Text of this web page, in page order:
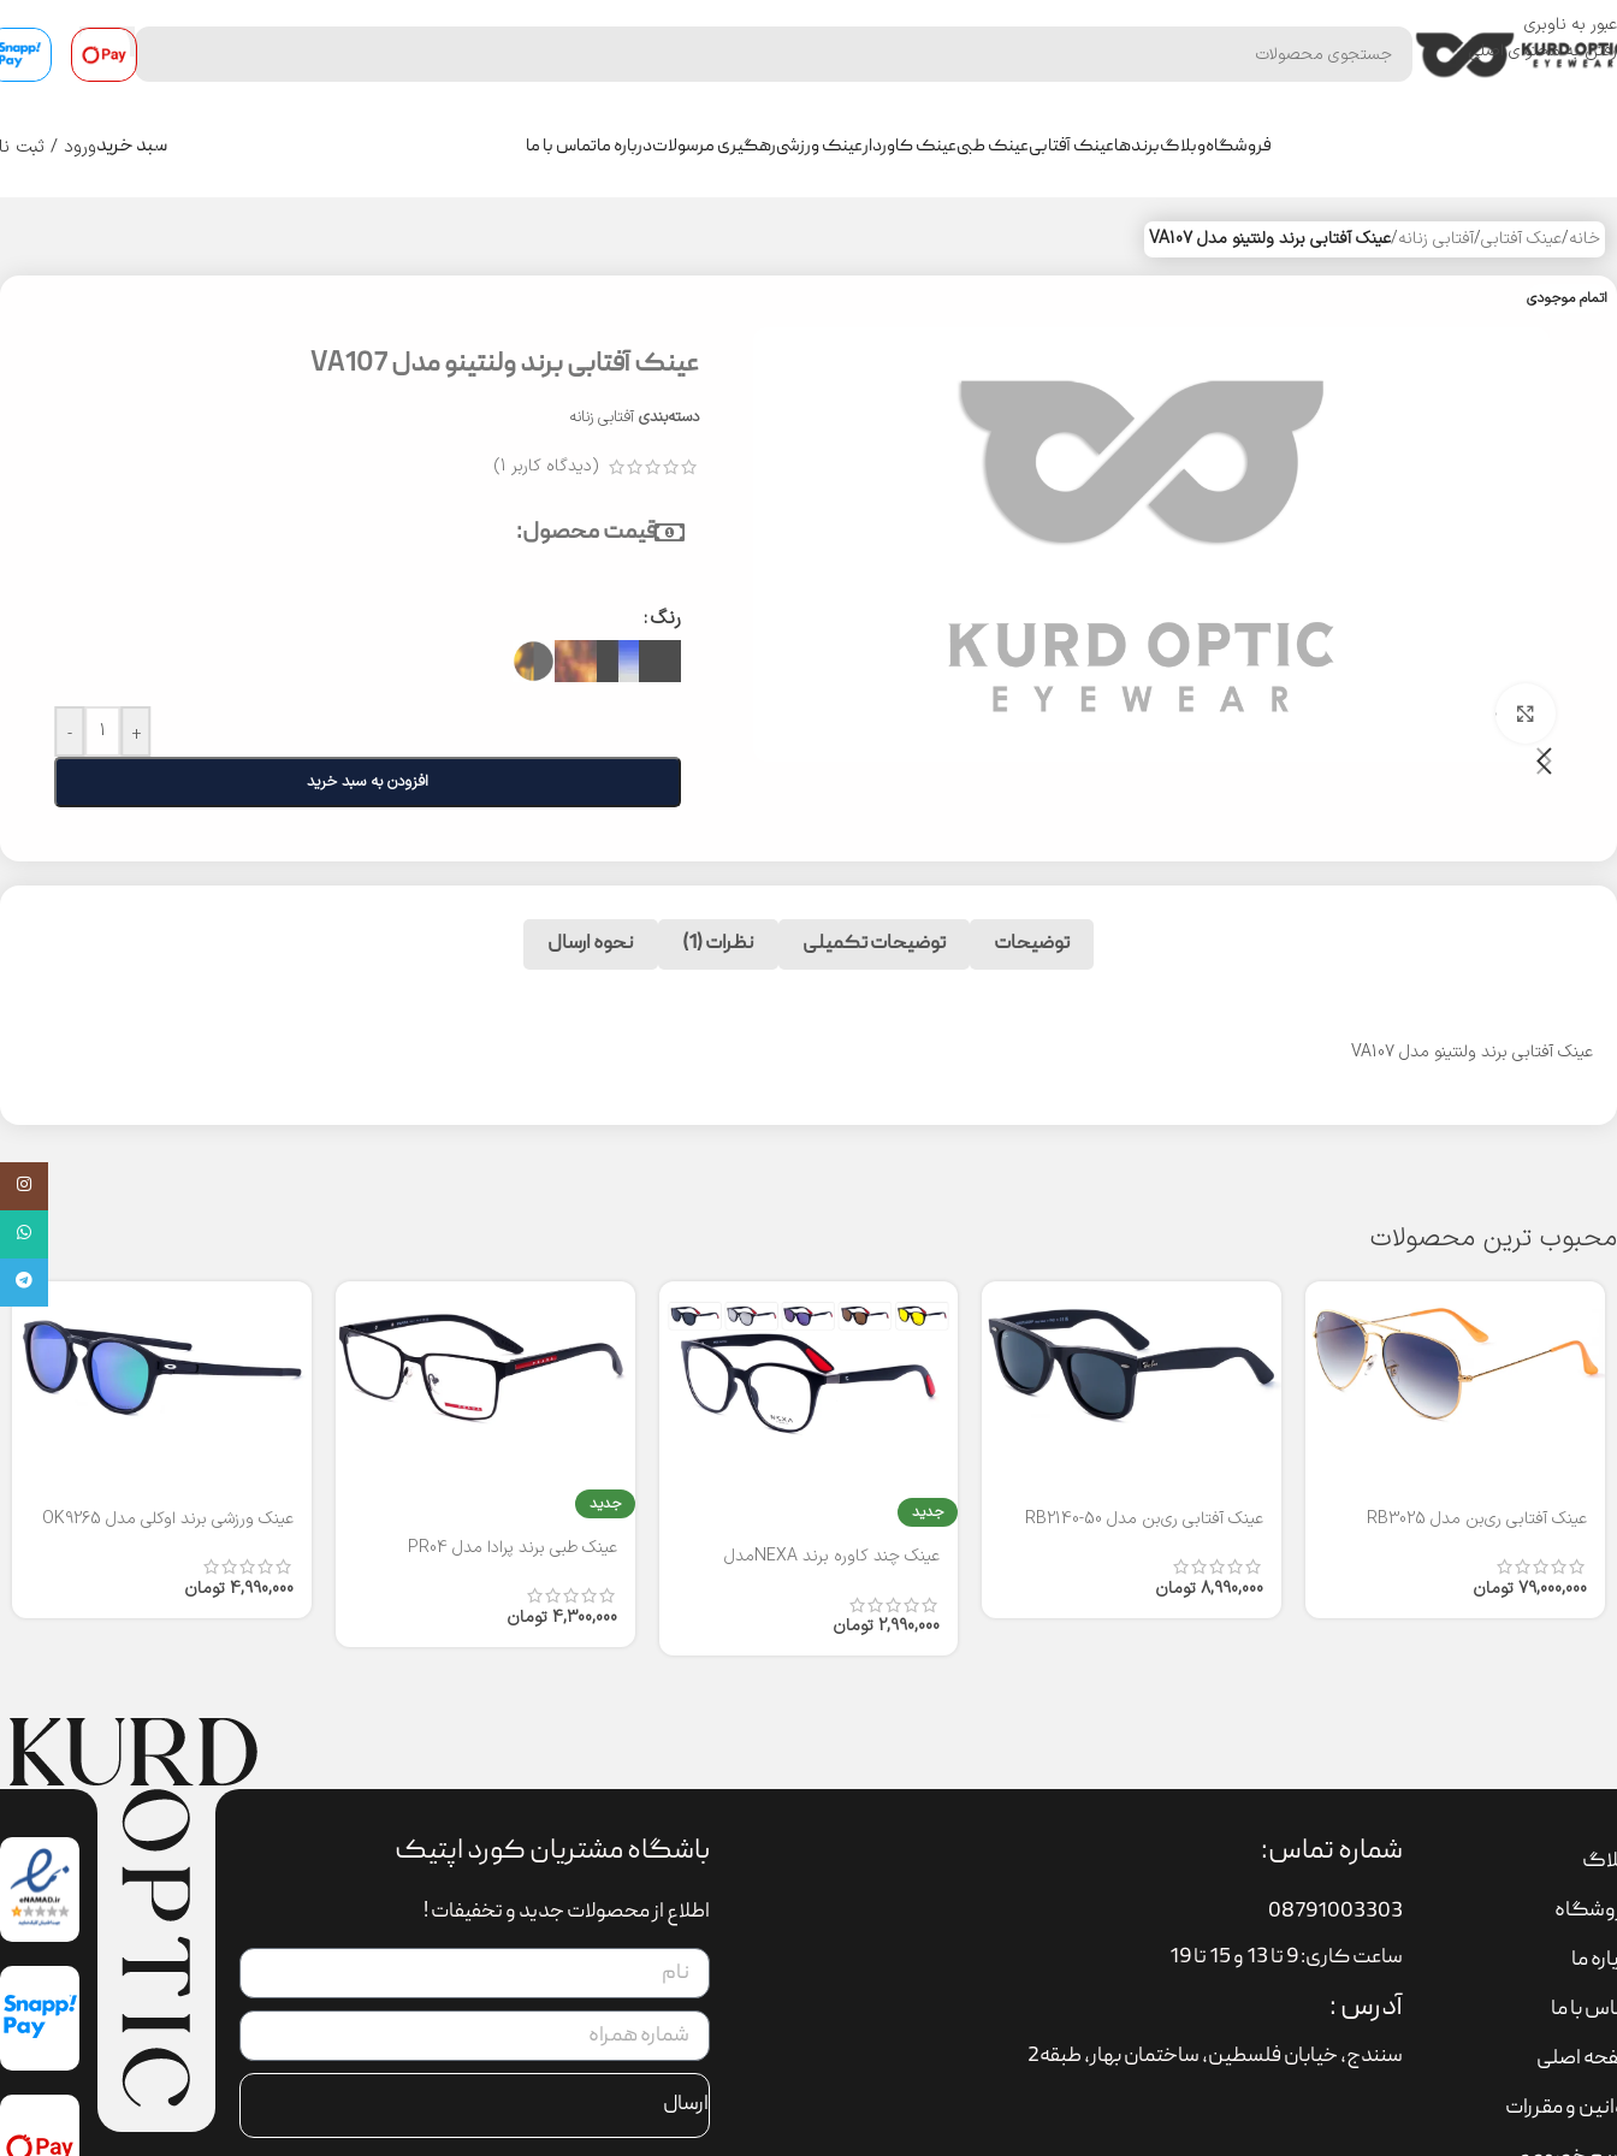
عبور به ناوبری
رفتن به محتوای اصلی
فروشگاهوبلاگبرندهاعینک آفتابیعینک طبیعینک کاوردارعینک ورزشیرهگیری مرسولاتدرباره ماتماس با ما 0
سبد خریدورود / ثبت
خانه/عینک آفتابی/آفتابی زنانه/عینک آفتابی برند ولنتینو مدل VA107
اتمام موجودی
عینک آفتابی برند ولنتینو مدل VA107
دسته‌بندی آفتابی زنانه
(دیدگاه کاربر 1
)
قیمت محصول:
رنگ
- +
افزودن به سبد خرید
توضیحات توضیحات تکمیلی نظرات (1) نحوه ارسال
عینک آفتابی برند ولنتینو مدل VA107
محبوب ترین محصولات
عینک آفتابی ری‌بن مدل RB3025
79,000,000تومان
عینک آفتابی ری‌بن مدل RB2140-50
8,990,000 تومان
جدید
عینک چند کاوره برند NEXAمدل
2,990,000 تومان
جدید
عینک طبی برند پرادا مدل PR04
4,300,000 تومان
عینک ورزشی برند اوکلی مدل OK9265
4,990,000 تومان
ما
با ما
اصلی
و مقررات
شماره تماس:
08791003303
ساعت کاری: 9 تا 13 و 15 تا 19
آدرس :
سنندج، خیابان فلسطین،‌ ساختمان بهار، طبقه2
باشگاه مشتریان کورد اپتیک
اطلاع از محصولات جدید و تخفیفات !
ارسال
واتساپ
تلگرام